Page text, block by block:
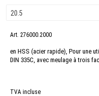
Art. 276000.2000
en HSS (acier rapide), Pour une
DIN 335C, avec meulage à trois
TVA incluse